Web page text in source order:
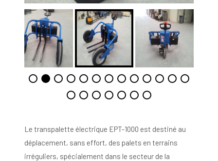
Le transpalette électrique EPT-1000 est destiné au
déplacement, sans effort, des palets en terrains
irréguliers, spécialement dans le secteur de la